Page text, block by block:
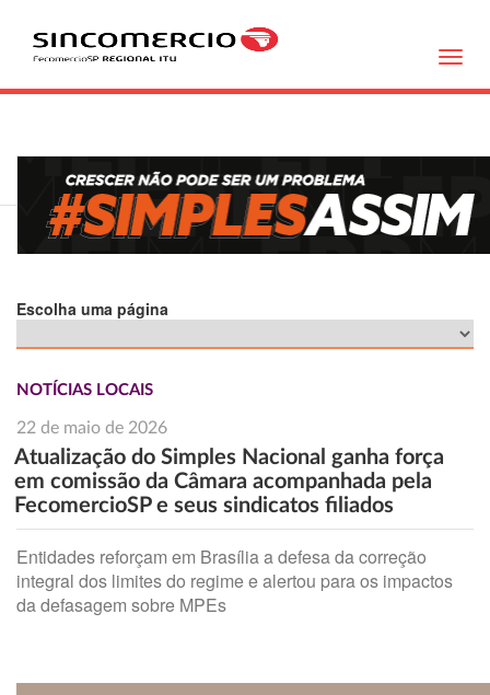
Escolha uma página
NOTÍCIAS LOCAIS
22 de maio de 2026
Atualização do Simples Nacional ganha força
em comissão da Câmara acompanhada pela
FecomercioSP e seus sindicatos filiados
Entidades reforçam em Brasília a defesa da correção
integral dos limites do regime e alertou para os impactos
da defasagem sobre MPEs